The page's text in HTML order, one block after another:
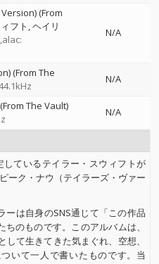
(From
フト ヘイリ
N/A
(From The
N/A
The Vault)
N/A
ているテイラー・スウィフトが
ーク・ナウ（テイラーズ・ヴァー
ーは自身のSNS通じて「この作品
のものです。このアルバムは、
て生きてきた気まぐれ、空想、
いて一人で書いたものです。当